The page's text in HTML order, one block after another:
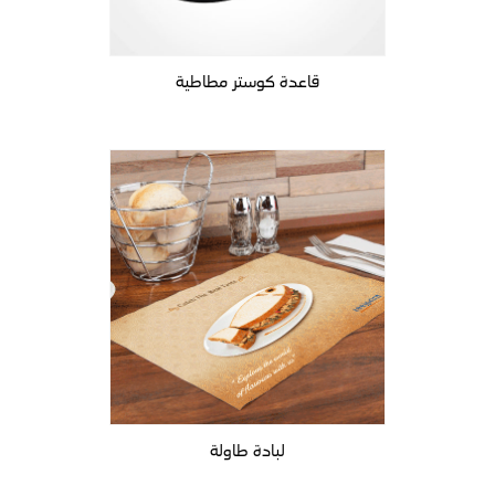
قاعدة كوستر مطاطية
لبادة طاولة